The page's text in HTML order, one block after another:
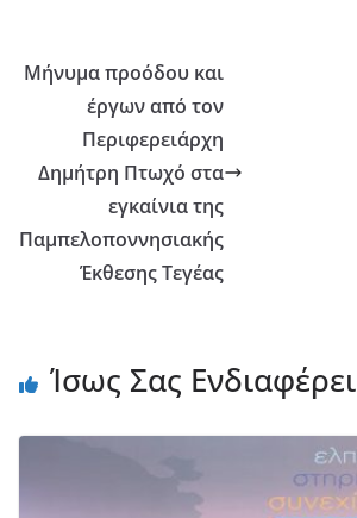
Μήνυμα προόδου και
έργων από τον
Περιφερειάρχη
Δημήτρη Πτωχό στα
εγκαίνια της
Παμπελοποννησιακής
Έκθεσης Τεγέας
Ίσως Σας Ενδιαφέρει